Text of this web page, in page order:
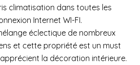
climatisation dans toutes les
Internet WI-FI.
éclectique de nombreux
et cette propriété est un must
la décoration intérieure.